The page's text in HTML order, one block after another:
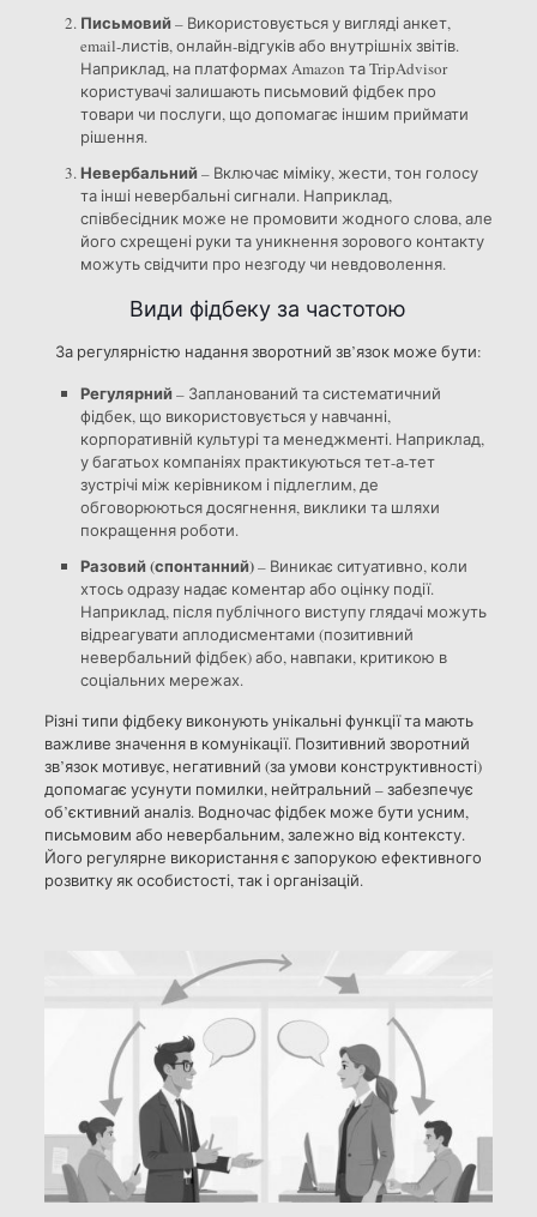
Письмовий– Використовується у вигляді анкет,
email-листів, онлайн-відгуків або внутрішніх звітів.
Наприклад, на платформах Amazon та TripAdvisor
користувачі залишають письмовий фідбек про
товари чи послуги, що допомагає іншим приймати
рішення.
Невербальний– Включає міміку, жести, тон голосу
та інші невербальні сигнали. Наприклад,
співбесідник може не промовити жодного слова, але
його схрещені руки та уникнення зорового контакту
можуть свідчити про незгоду чи невдоволення.
Види фідбеку за частотою
За регулярністю надання зворотний зв’язок може бути:
Регулярний– Запланований та систематичний
фідбек, що використовується у навчанні,
корпоративній культурі та менеджменті. Наприклад,
у багатьох компаніях практикуються тет-а-тет
зустрічі між керівником і підлеглим, де
обговорюються досягнення, виклики та шляхи
покращення роботи.
Разовий (спонтанний)– Виникає ситуативно, коли
хтось одразу надає коментар або оцінку події.
Наприклад, після публічного виступу глядачі можуть
відреагувати аплодисментами (позитивний
невербальний фідбек) або, навпаки, критикою в
соціальних мережах.
Різні типи фідбеку виконують унікальні функції та мають
важливе значення в комунікації. Позитивний зворотний
зв’язок мотивує, негативний (за умови конструктивності)
допомагає усунути помилки, нейтральний – забезпечує
об’єктивний аналіз. Водночас фідбек може бути усним,
письмовим або невербальним, залежно від контексту.
Його регулярне використання є запорукою ефективного
розвитку як особистості, так і організацій.